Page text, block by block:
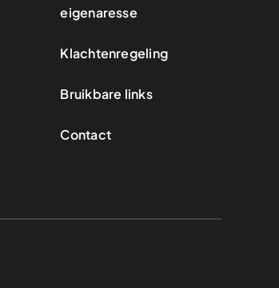
eigenaresse
Klachtenregeling
Bruikbare links
Contact